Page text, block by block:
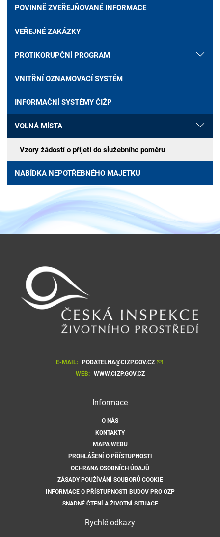
POVINNĚ ZVEŘEJŇOVANÉ INFORMACE
VEŘEJNÉ ZAKÁZKY
PROTIKORUPČNÍ PROGRAM
VNITŘNÍ OZNAMOVACÍ SYSTÉM
INFORMAČNÍ SYSTÉMY ČIŽP
VOLNÁ MÍSTA
Vzory žádostí o přijetí do služebního poměru
NABÍDKA NEPOTŘEBNÉHO MAJETKU
E-MAIL: PODATELNA@CIZP.GOV.CZ
WEB: WWW.CIZP.GOV.CZ
Informace
O NÁS
KONTAKTY
MAPA WEBU
PROHLÁŠENÍ O PŘÍSTUPNOSTI
OCHRANA OSOBNÍCH ÚDAJŮ
ZÁSADY POUŽÍVÁNÍ SOUBORŮ COOKIE
INFORMACE O PŘÍSTUPNOSTI BUDOV PRO OZP
SNADNÉ ČTENÍ A ŽIVOTNÍ SITUACE
Rychlé odkazy